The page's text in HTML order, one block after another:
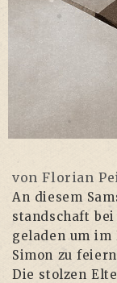
vonFlorian
An die­sem
stand­schaft
ge­la­den um im
Simon zu
Die stol­zen